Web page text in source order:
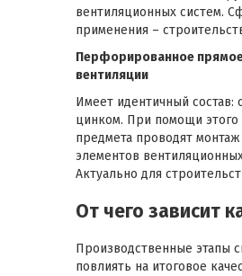
вентиляционных систем.
применения –
Перфорированное
вентиляции
Имеет идентичный состав:
цинком. При помощи этого
предмета проводят
элементов
Актуально для
От чего зависит
Производственные этапы
повлиять на итоговое